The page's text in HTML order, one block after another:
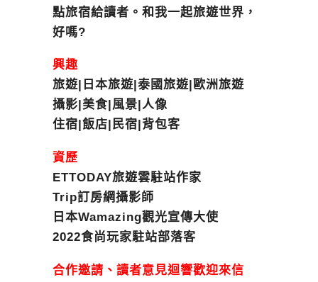
點旅宿給讀者。和我一起旅遊世界，
好嗎?
興趣
旅遊|日本旅遊|泰國旅遊|歐洲旅遊
攝影|美食|風景|人像
住宿|飯店|民宿|背包客
資歷
ETTODAY旅遊雲駐站作家
Trip訂房網攝影師
日本Wamazing觀光宣傳大使
2022食尚玩家駐站部落客
合作邀請、讀者意見迴響歡迎來信